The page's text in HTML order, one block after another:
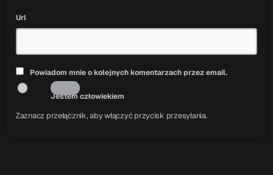
Url
Powiadom mnie o kolejnych komentarzach przez email.
Jestem człowiekiem
Zaznacz przełącznik, aby włączyć przycisk przesyłania.